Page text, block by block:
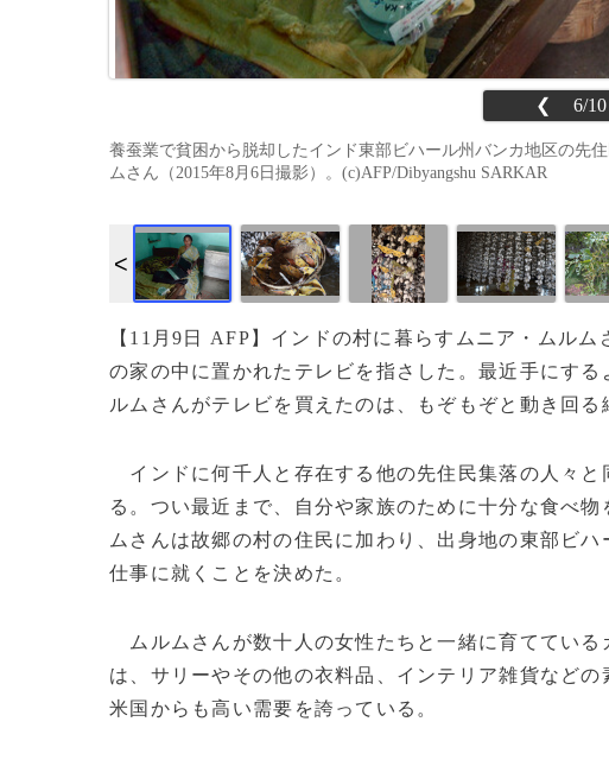
❮ 6/10
養蚕業で貧困から脱却したインド東部ビハール州バンカ地区の先
ムさん（2015年8月6日撮影）。(c)AFP/Dibyangshu SARKAR
【11月9日 AFP】インドの村に暮らすムニア・ムル
の家の中に置かれたテレビを指さした。最近手にす
ルムさんがテレビを買えたのは、もぞもぞと動き回
インドに何千人と存在する他の先住民集落の人々と
る。つい最近まで、自分や家族のために十分な食べ
ムさんは故郷の村の住民に加わり、出身地の東部ビハ
仕事に就くことを決めた。
ムルムさんが数十人の女性たちと一緒に育てている
は、サリーやその他の衣料品、インテリア雑貨など
米国からも高い需要を誇っている。